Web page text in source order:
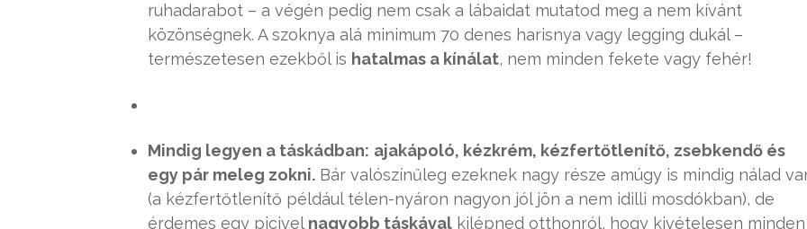
ruhadarabot – a végén pedig nem csak a lábaidat mutatod meg a nem kívánt
közönségnek. A szoknya alá minimum 70 denes harisnya vagy legging dukál –
természetesen ezekből is hatalmas a kínálat, nem minden fekete vagy fehér!
Mindig legyen a táskádban: ajakápoló, kézkrém, kézfertőtlenítő, zsebkendő és
egy pár meleg zokni. Bár valószínűleg ezeknek nagy része amúgy is mindig nálad
(a kézfertőtlenítő például télen-nyáron nagyon jól jön a nem idilli mosdókban), de
érdemes egy picivelnagyobb táskával kilépned otthonról, hogy kivételesen minden